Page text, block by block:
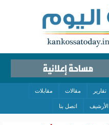
تقارير مقالات مقابلات
الأرشيف اتصل بنا